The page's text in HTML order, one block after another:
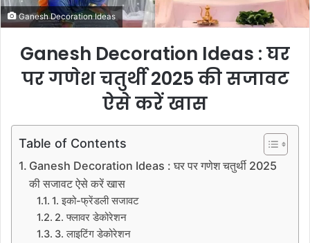
Ganesh Decoration Ideas
Ganesh Decoration Ideas : घर
पर गणेश चतुर्थी 2025 की सजावट
ऐसे करें खास
Table of Contents
Ganesh Decoration Ideas : घर पर गणेश चतुर्थी 2025
की सजावट ऐसे करें खास
1. इको-फ्रेंडली सजावट
2. फ्लावर डेकोरेशन
3. लाइटिंग डेकोरेशन